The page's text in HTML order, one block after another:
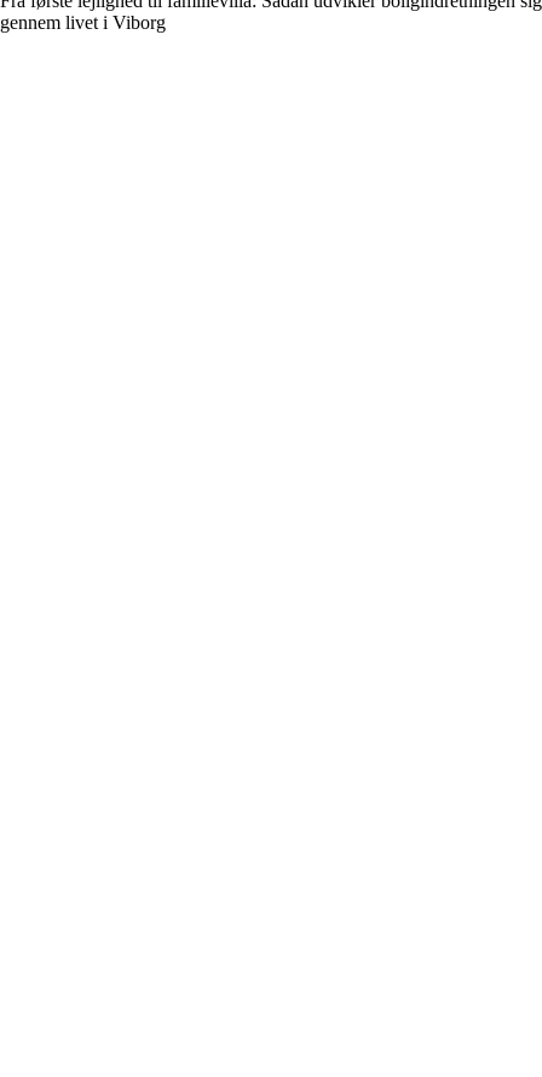
gennem livet i Viborg